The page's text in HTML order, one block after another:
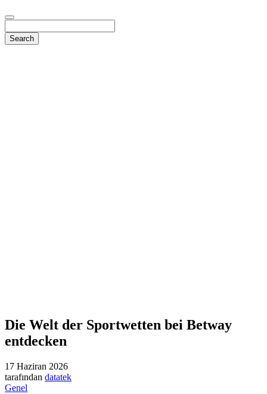
Die Welt der Sportwetten bei Betway
entdecken
17 Haziran 2026
tarafından datatek
Genel